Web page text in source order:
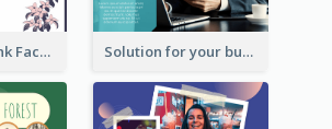
Purple and Pink Facebook Post Solution for your business Facebook Post